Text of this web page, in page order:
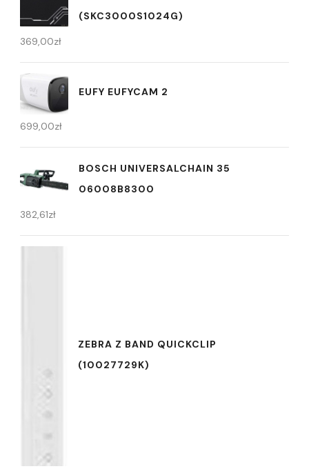
(SKC3000S1024G)
369,00zł
EUFY EUFYCAM 2
699,00zł
BOSCH UNIVERSALCHAIN 35
06008B8300
382,61zł
ZEBRA Z BAND QUICKCLIP
(10027729K)